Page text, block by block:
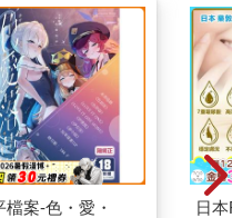
檔案-色・愛・
日